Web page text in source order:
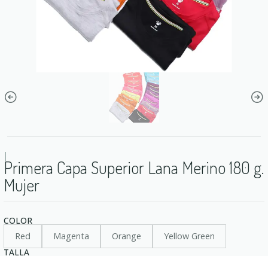
|
Primera Capa Superior Lana Merino 180 g.
Mujer
COLOR
Red
Magenta Orange
Yellow Green
TALLA